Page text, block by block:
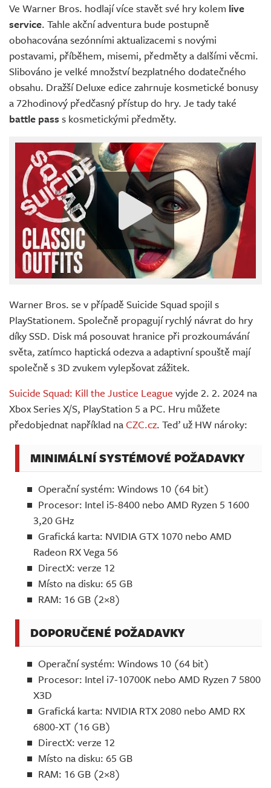
Ve Warner Bros. hodlají více stavět své hry kolem live
service. Tahle akční adventura bude postupně
obohacována sezónními aktualizacemi s novými
postavami, příběhem, misemi, předměty a dalšími věcmi.
Slibováno je velké množství bezplatného dodatečného
obsahu. Dražší Deluxe edice zahrnuje kosmetické bonusy
a 72hodinový předčasný přístup do hry. Je tady také
battle pass s kosmetickými předměty.
Warner Bros. se v případě Suicide Squad spojil s
PlayStationem. Společně propagují rychlý návrat do hry
díky SSD. Disk má posouvat hranice při prozkoumávání
světa, zatímco haptická odezva a adaptivní spouště mají
společně s 3D zvukem vylepšovat zážitek.
Suicide Squad: Kill the Justice League vyjde 2. 2. 2024 na
Xbox Series X/S, PlayStation 5 a PC. Hru můžete
předobjednat například naCZC.cz. Teď už HW nároky:
MINIMÁLNÍ SYSTÉMOVÉ POŽADAVKY
Operační systém: Windows 10 (64 bit)
Procesor: Intel i5-8400 nebo AMD Ryzen 5 1600
3,20 GHz
Grafická karta: NVIDIA GTX 1070 nebo AMD
Radeon RX Vega 56
DirectX: verze 12
Místo na disku: 65 GB
RAM: 16 GB (2×8)
DOPORUČENÉ POŽADAVKY
Operační systém: Windows 10 (64 bit)
Procesor: Intel i7-10700K nebo AMD Ryzen 7 5800
X3D
Grafická karta: NVIDIA RTX 2080 nebo AMD RX
6800-XT (16 GB)
DirectX: verze 12
Místo na disku: 65 GB
RAM: 16 GB (2×8)